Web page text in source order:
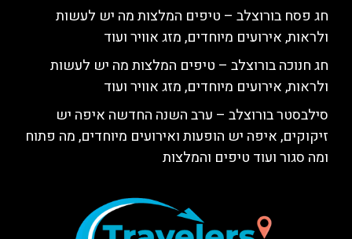
חג פסח בורוצלב – טיפים המלצות מה יש לעשות
ולראות, אירועים מיוחדים, מזג אוויר ועוד
חג חנוכה בורוצלב – טיפים המלצות מה יש לעשות
ולראות, אירועים מיוחדים, מזג אוויר ועוד
סילבסטר בורוצלב – ערב השנה החדשה איפה יש
זיקוקים, איפה יש הופעות ואירועים מיוחדים, מה פתוח
ומה סגור ועוד טיפים והמלצות